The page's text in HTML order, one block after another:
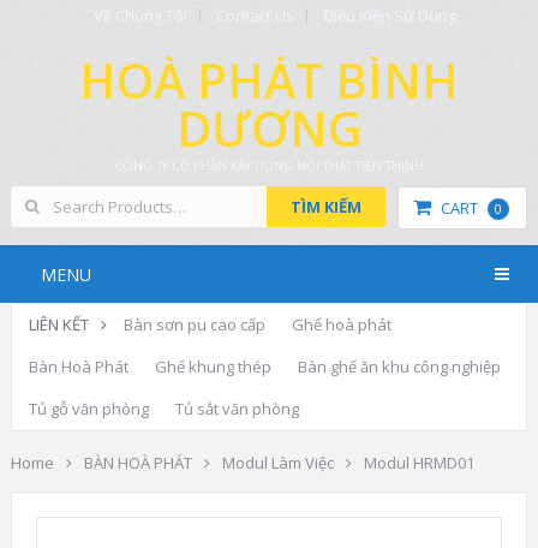
Về Chúng Tôi Contact Us Điều Kiện Sử Dụng
HOÀ PHÁT BÌNH
DƯƠNG
CÔNG TY CỔ PHẦN XÂY DỰNG NỘI THẤT TIẾN THỊNH
CART 0
TÌM KIẾM
MENU
LIÊN KẾT Bàn sơn pu cao cấp
Ghế hoà phát
Bàn Hoà Phát
Ghế khung thép
Bàn ghế ăn khu công nghiệp
Tủ gỗ văn phòng
Tủ sắt văn phòng
Home BÀN HOÀ PHÁT Modul Làm Việc Modul HRMD01